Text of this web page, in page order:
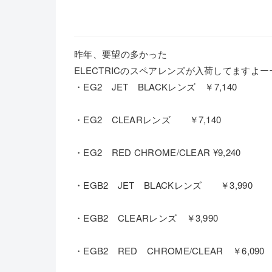
昨年、要望の多かった
ELECTRICのスペアレンズが入荷してますよー
・EG2 JET BLACKレンズ ￥7,140
・EG2 CLEARレンズ ￥7,140
・EG2 RED CHROME/CLEAR ¥9,240
・EGB2 JET BLACKレンズ ￥3,990
・EGB2 CLEARレンズ ￥3,990
・EGB2 RED CHROME/CLEAR ￥6,090